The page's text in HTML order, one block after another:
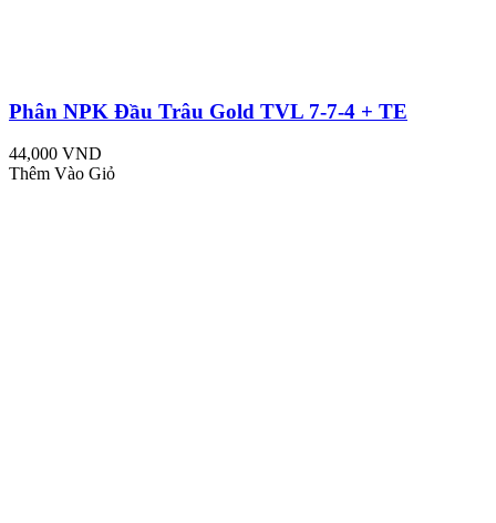
Phân NPK Đầu Trâu Gold TVL 7-7-4 + TE
44,000 VND
Thêm Vào Giỏ